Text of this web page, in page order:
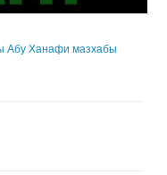
Абу Ханафи мазхабы